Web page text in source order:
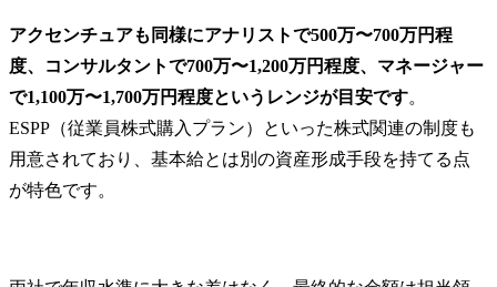
アクセンチュアも同様にアナリストで500万〜700万円程
度、コンサルタントで700万〜1,200万円程度、マネージャー
で1,100万〜1,700万円程度というレンジが目安です。
ESPP（従業員株式購入プラン）といった株式関連の制度も
用意されており、基本給とは別の資産形成手段を持てる点
が特色です。